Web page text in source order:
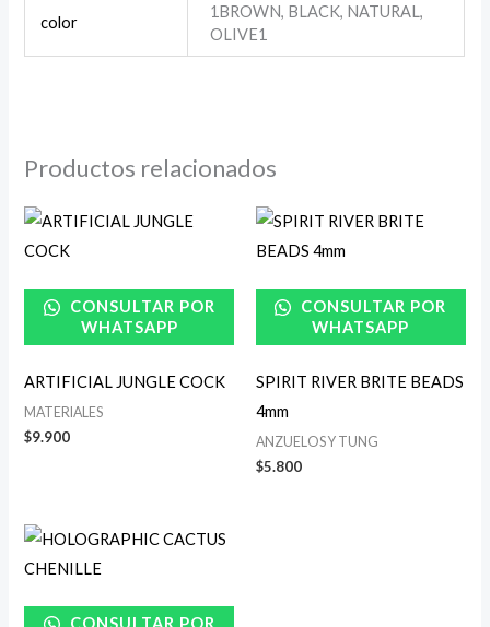
color
1BROWN, BLACK, NATURAL,
OLIVE1
Productos relacionados
CONSULTAR POR
WHATSAPP
ARTIFICIAL JUNGLE COCK
MATERIALES
$9.900
CONSULTAR POR
WHATSAPP
SPIRIT RIVER BRITE BEADS
4mm
ANZUELOS Y TUNG
$5.800